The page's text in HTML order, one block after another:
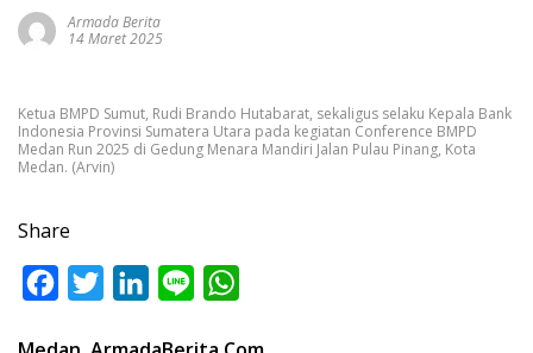
Armada Berita
14 Maret 2025
Ketua BMPD Sumut, Rudi Brando Hutabarat, sekaligus selaku Kepala Bank
Indonesia Provinsi Sumatera Utara pada kegiatan Conference BMPD
Medan Run 2025 di Gedung Menara Mandiri Jalan Pulau Pinang, Kota
Medan. (Arvin)
Share